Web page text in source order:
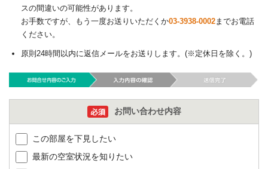
スの間違いの可能性があります。
お手数ですが、もう一度お送りいただくか03-3938-0002までお電話
ください。
原則24時間以内に返信メールをお送りします。(※定休日を除く。)
お問い合わせ内容
この部屋を下見したい
最新の空室状況を知りたい